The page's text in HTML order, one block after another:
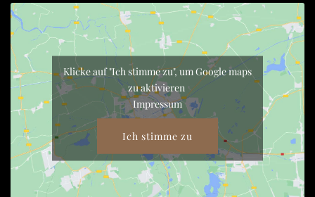
Klicke auf "Ich stimme zu", um Google maps
zu aktivieren
Impressum
Ich stimme zu